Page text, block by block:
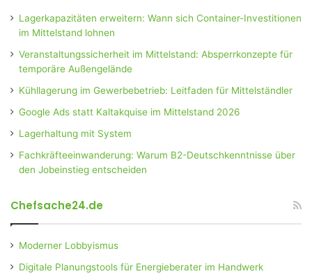
Lagerkapazitäten erweitern: Wann sich Container-Investitionen
im Mittelstand lohnen
Veranstaltungssicherheit im Mittelstand: Absperrkonzepte für
temporäre Außengelände
Kühllagerung im Gewerbebetrieb: Leitfaden für Mittelständler
Google Ads statt Kaltakquise im Mittelstand 2026
Lagerhaltung mit System
Fachkräfteeinwanderung: Warum B2-Deutschkenntnisse über
den Jobeinstieg entscheiden
Chefsache24.de
Moderner Lobbyismus
Digitale Planungstools für Energieberater im Handwerk